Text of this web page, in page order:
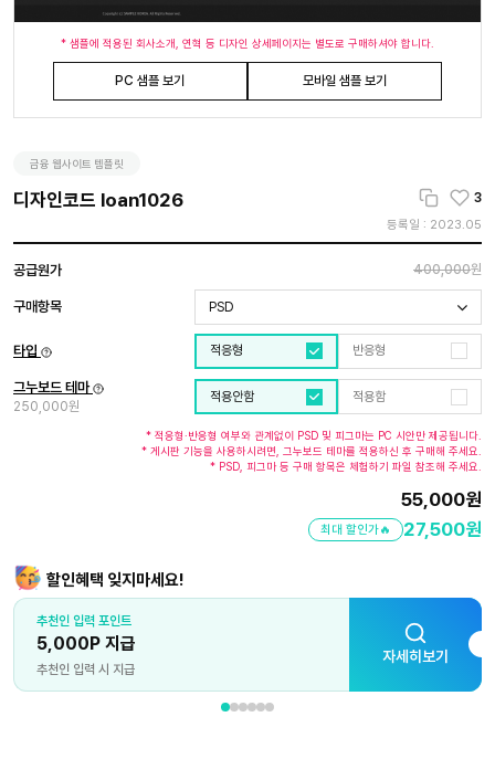
* 샘플에 적용된 회사소개, 연혁 등 디자인 상세페이지는 별도로 구매하셔야 합니다.
PC 샘플 보기 모바일 샘플 보기
금융 웹사이트 템플릿
디자인코드 loan1026 3
등록일 : 2023.05
공급원가 400,000원
구매항목 PSD
타입 적응형 반응형
그누보드 테마
250,000원
적용안함 적용함
* 적응형·반응형 여부와 관계없이 PSD 및 피그마는 PC 시안만 제공됩니다.
* 게시판 기능을 사용하시려면, 그누보드 테마를 적용하신 후 구매해 주세요.
* PSD, 피그마 등 구매 항목은 체험하기 파일 참조해 주세요.
55,000원
최대 할인가🔥 27,500원
할인혜택 잊지마세요!
추천인 입력 포인트
5,000P 지급
추천인 입력 시 지급
자세히보기